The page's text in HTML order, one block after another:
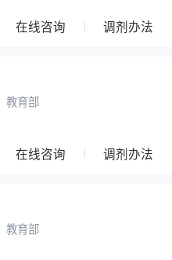
在线咨询 调剂办法
教育部
在线咨询 调剂办法
教育部